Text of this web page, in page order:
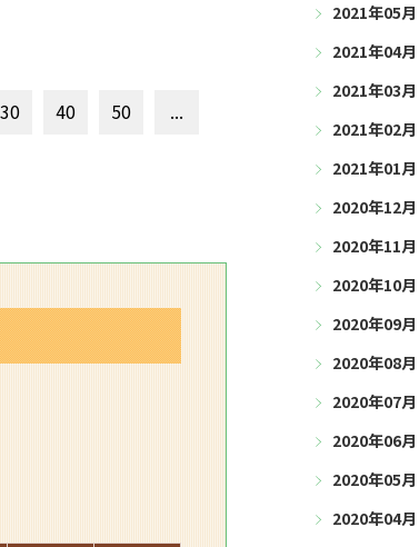
30 40 50 ...
2021年05月
2021年04月
2021年03月
2021年02月
2021年01月
2020年12月
2020年11月
2020年10月
2020年09月
2020年08月
2020年07月
2020年06月
2020年05月
2020年04月